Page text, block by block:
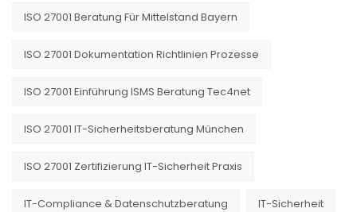
ISO 27001 Beratung Für Mittelstand Bayern
ISO 27001 Dokumentation Richtlinien Prozesse
ISO 27001 Einführung ISMS Beratung Tec4net
ISO 27001 IT-Sicherheitsberatung München
ISO 27001 Zertifizierung IT-Sicherheit Praxis
IT-Compliance & Datenschutzberatung IT-Sicherheit